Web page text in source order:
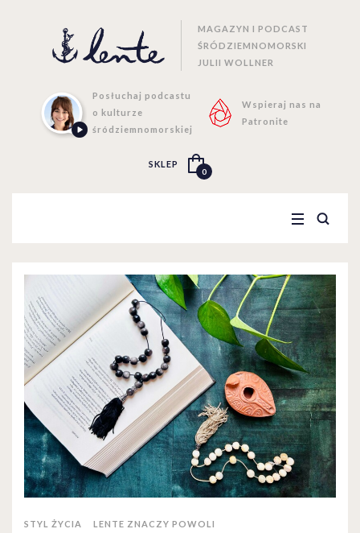
MAGAZYN I PODCAST
ŚRÓDZIEMNOMORSKI
JULII WOLLNER
Posłuchaj podcastu
o kulturze
śródziemnomorskiej
Wspieraj nas na
Patronite
SKLEP
0
STYL ŻYCIA LENTE ZNACZY POWOLI